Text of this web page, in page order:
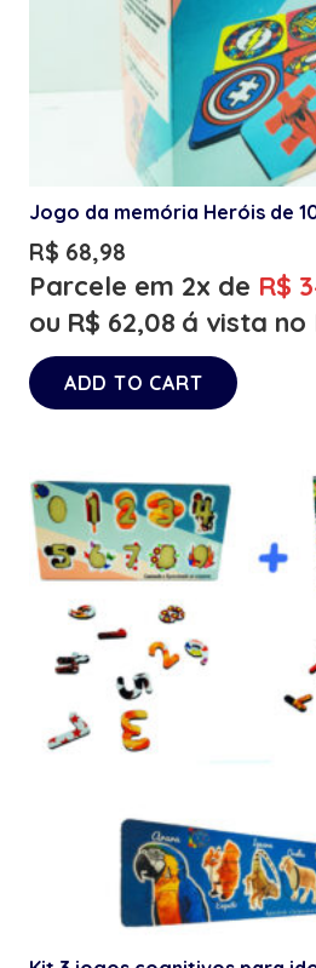
Jogo da memória Heróis de
R$ 68,98
Parcele em 2x de R$
ou R$ 62,08 á vista no
ADD TO CART